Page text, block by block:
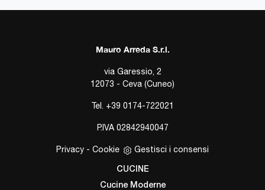
Mauro Arreda S.r.l.
via Garessio, 2
12073 - Ceva (Cuneo)
Tel. +39 0174-722021
P.IVA 02842940047
Privacy - Cookie Gestisci i consensi
CUCINE
Cucine Moderne